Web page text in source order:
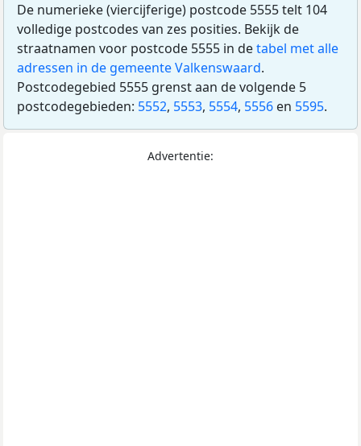
De numerieke (viercijferige) postcode 5555 telt 104
volledige postcodes van zes posities. Bekijk de
straatnamen voor postcode 5555 in detabel met alle
adressen in de gemeente Valkenswaard.
Postcodegebied 5555 grenst aan de volgende 5
postcodegebieden: 5552, 5553, 5554, 5556 en 5595.
Advertentie: